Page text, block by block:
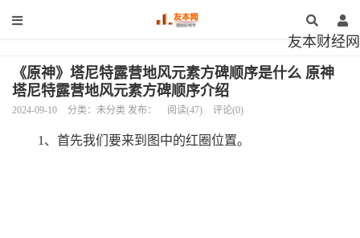
友本财经网
《原神》塔尼特露营地风元素方碑顺序是什么 原神
塔尼特露营地风元素方碑顺序介绍
2024-09-10 分类：未分类 发布： 阅读(47) 评论(0)
1、首先我们要来到图中的红圈位置。